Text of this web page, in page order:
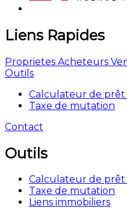
Liens Rapides
Proprietes Acheteurs
Outils
Calculateur de
Taxe de mutation
Contact
Outils
Calculateur de
Taxe de mutation
Liens immobiliers